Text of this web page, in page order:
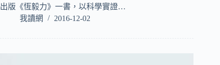
出版《恆毅力》一書，以科學實證…
我讀網
2016-12-02